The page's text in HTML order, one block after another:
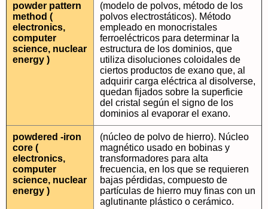
powder pattern
method (
electronics,
computer
science, nuclear
energy )
(modelo de polvos, método de los
polvos electrostáticos). Método
empleado en monocristales
ferroeléctricos para determinar la
estructura de los dominios, que
utiliza disoluciones coloidales de
ciertos productos de exano que, al
adquirir carga eléctrica al disolverse,
quedan fijados sobre la superficie
del cristal según el signo de los
dominios al evaporar el exano.
powdered -iron
core (
electronics,
computer
science, nuclear
energy )
(núcleo de polvo de hierro). Núcleo
magnético usado en bobinas y
transformadores para alta
frecuencia, en los que se requieren
bajas pérdidas, compuesto de
partículas de hierro muy finas con un
aglutinante plástico o cerámico.